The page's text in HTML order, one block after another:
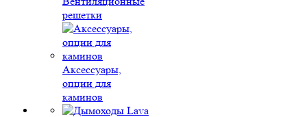
решетки
Аксессуары,
опции для
каминов